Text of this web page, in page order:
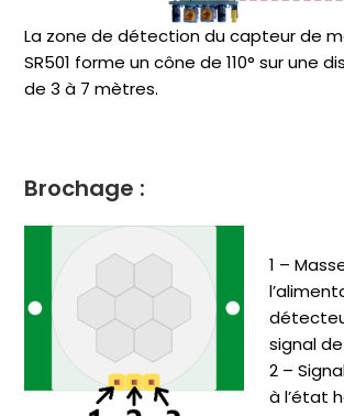
La zone de détection du capteur de
SR501 forme un cône de 110° sur une
de 3 à 7 mètres.
Brochage :
1 –
signal
2 –
à l’état